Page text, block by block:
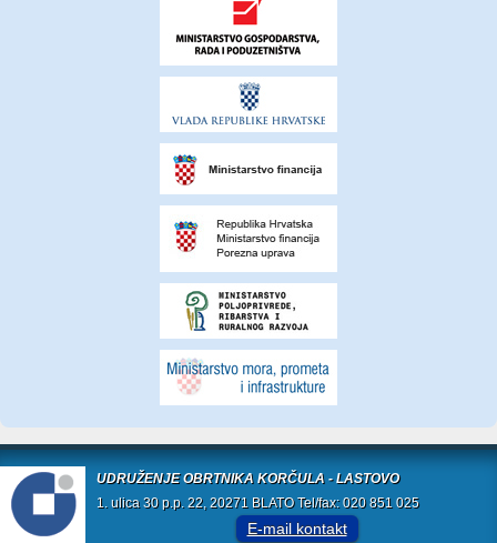
UDRUŽENJE OBRTNIKA KORČULA - LASTOVO
1. ulica 30 p.p. 22, 20271 BLATO Tel/fax: 020 851 025
E-mail kontakt